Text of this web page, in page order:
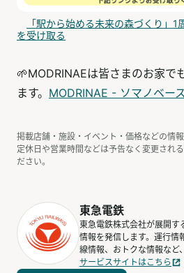
「駅から始める未来の森づくり」1
を受け取る
🌱MODRINAEは皆さまのお家で
ます。 MODRINAE - ソマノベース
掲載店舗・施設・イベント・価格などの情
定休日や営業時間などは予告なく変更され
ださい。
東急電鉄
東急電鉄株式会社が展開す
情報を発信します。運行情
線情報、おトクな情報など
サービスサイトはこちら